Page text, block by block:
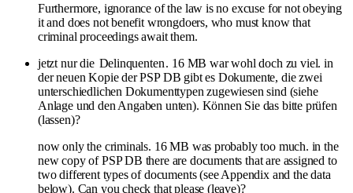
Furthermore, ignorance of the law is no excuse for not obeying
it and does not benefit wrongdoers, who must know that
criminal proceedings await them.
jetzt nur die Delinquenten. 16 MB war wohl doch zu viel. in
der neuen Kopie der PSP DB gibt es Dokumente, die zwei
unterschiedlichen Dokumenttypen zugewiesen sind (siehe
Anlage und den Angaben unten). Können Sie das bitte prüfen
(lassen)?
now only the criminals. 16 MB was probably too much. in the
new copy of PSP DB there are documents that are assigned to
two different types of documents (see Appendix and the data
below). Can you check that please (leave)?